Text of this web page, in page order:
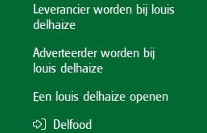
Leverancier worden bij louis
delhaize
Adverteerder worden bij
louis delhaize
Een louis delhaize openen
Delfood